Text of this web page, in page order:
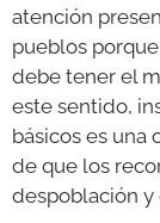
atención
pueblos
debe tener el
este sentido,
básicos es
de que los
despoblación y